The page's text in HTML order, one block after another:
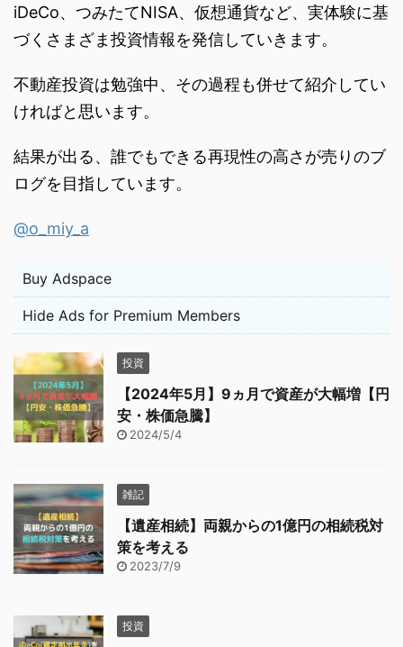
iDeCo、つみたてNISA、仮想通貨など、実体験に基
づくさまざま投資情報を発信していきます。
不動産投資は勉強中、その過程も併せて紹介してい
ければと思います。
結果が出る、誰でもできる再現性の高さが売りのブ
ログを目指しています。
@o_miy_a
Buy Adspace
Hide Ads for Premium Members
投資
【2024年5月】9ヵ月で資産が大幅増【円
安・株価急騰】
2024/5/4
雑記
【遺産相続】両親からの1億円の相続税対
策を考える
2023/7/9
投資